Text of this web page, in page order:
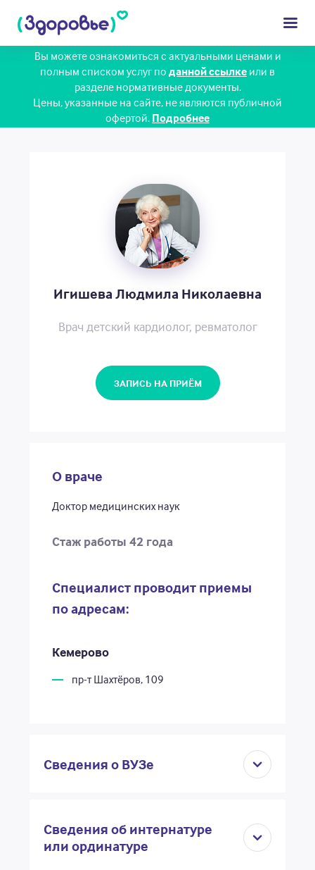
Вы можете ознакомиться с актуальными ценами и
полным списком услуг по данной ссылке или в
разделе нормативные документы.
Цены, указанные на сайте, не являются публичной
офертой. Подробнее
Взрослым
Детям
Пациенту
Новости
call_centr_2020@mail.ru
ЗАПИСАТЬСЯ НА ПРИЁМ АДРЕСА И ВРЕМЯ РАБОТЫ
Игишева Людмила Николаевна
Врач детский кардиолог, ревматолог
ЗАПИСЬ НА ПРИЁМ
О враче
Доктор медицинских наук
Стаж работы 42 года
Специалист проводит приемы
по адресам:
Кемерово
пр-т Шахтёров, 109
Сведения о ВУЗе
Сведения об интернатуре
или ординатуре